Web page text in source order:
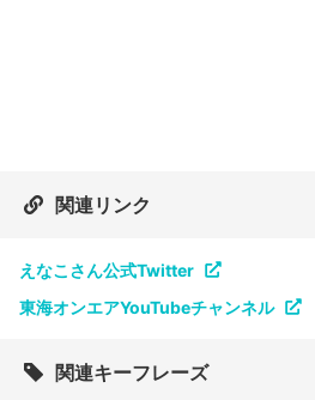
関連リンク
えなこさん公式Twitter
東海オンエアYouTubeチャンネル
関連キーフレーズ